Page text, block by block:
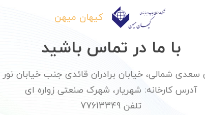
کیهان میهن
با ما در تماس باشید
شمالی، خیابان برادران قائدی جنب خیابان نور محمدی
آدرس کارخانه: شهریار، شهرک صنعتی زواره ای
تلفن 77613349